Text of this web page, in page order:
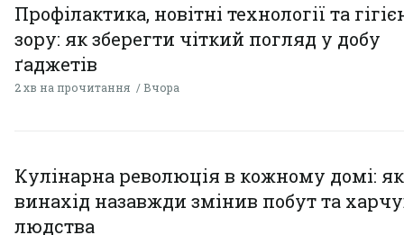
Профілактика, новітні технології та
зору: як зберегти чіткий погляд у добу
ґаджетів
2 хв на прочитання Вчора
Кулінарна революція в кожному домі:
винахід назавжди змінив побут та
людства